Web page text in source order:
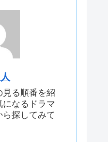
見る順番を紹
なるドラマ
探してみて